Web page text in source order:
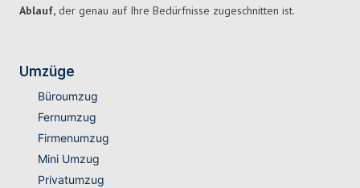
Ablauf, der genau auf Ihre Bedürfnisse zugeschnitten ist.
Umzüge
Büroumzug
Fernumzug
Firmenumzug
Mini Umzug
Privatumzug